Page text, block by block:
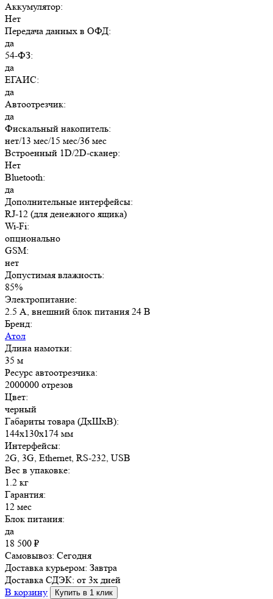
Аккумулятор:
Нет
Передача данных в ОФД:
да
54-ФЗ:
да
ЕГАИС:
да
Автоотрезчик:
да
Фискальный накопитель:
нет/13 мес/15 мес/36 мес
Встроенный 1D/2D-сканер:
Нет
Bluetooth:
да
Дополнительные интерфейсы:
RJ-12 (для денежного ящика)
Wi-Fi:
опционально
GSM:
нет
Допустимая влажность:
85%
Электропитание:
2.5 А, внешний блок питания 24 В
Бренд:
Атол
Длина намотки:
35 м
Ресурс автоотрезчика:
2000000 отрезов
Цвет:
черный
Габариты товара (ДxШxВ):
144х130х174 мм
Интерфейсы:
2G, 3G, Ethernet, RS-232, USB
Вес в упаковке:
1.2 кг
Гарантия:
12 мес
Блок питания:
да
18 500 ₽
Самовывоз: Сегодня
Доставка курьером: Завтра
Доставка СДЭК: от 3х дней
В корзину
Купить в 1 клик